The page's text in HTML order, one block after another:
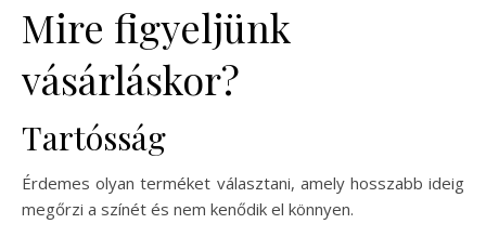
Mire figyeljünk
vásárláskor?
Tartósság
Érdemes olyan terméket választani, amely hosszabb ideig
megőrzi a színét és nem kenődik el könnyen.